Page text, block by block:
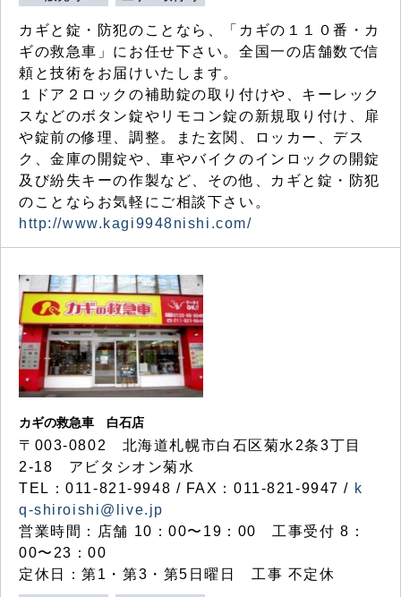
カギと錠・防犯のことなら、「カギの１１０番・カ
ギの救急車」にお任せ下さい。全国一の店舗数で信
頼と技術をお届けいたします。
１ドア２ロックの補助錠の取り付けや、キーレック
スなどのボタン錠やリモコン錠の新規取り付け、扉
や錠前の修理、調整。また玄関、ロッカー、デス
ク、金庫の開錠や、車やバイクのインロックの開錠
及び紛失キーの作製など、その他、カギと錠・防犯
のことならお気軽にご相談下さい。
http://www.kagi9948nishi.com/
カギの救急車 白石店
〒003-0802 北海道札幌市白石区菊水2条3丁目
2-18 アビタシオン菊水
TEL：011-821-9948 / FAX：011-821-9947 / k
q-shiroishi@live.jp
営業時間：店舗 10：00〜19：00 工事受付 8：
00〜23：00
定休日：第1・第3・第5日曜日 工事 不定休